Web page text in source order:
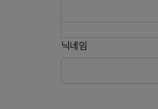
닉네임